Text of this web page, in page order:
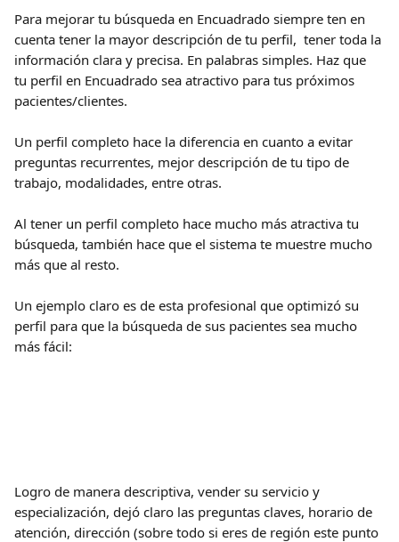
Para mejorar tu búsqueda en Encuadrado siempre ten en
cuenta tener la mayor descripción de tu perfil,  tener toda la
información clara y precisa. En palabras simples. Haz que
tu perfil en Encuadrado sea atractivo para tus próximos
pacientes/clientes.
Un perfil completo hace la diferencia en cuanto a evitar
preguntas recurrentes, mejor descripción de tu tipo de
trabajo, modalidades, entre otras.
Al tener un perfil completo hace mucho más atractiva tu
búsqueda, también hace que el sistema te muestre mucho
más que al resto.
Un ejemplo claro es de esta profesional que optimizó su
perfil para que la búsqueda de sus pacientes sea mucho
más fácil:
Logro de manera descriptiva, vender su servicio y
especialización, dejó claro las preguntas claves, horario de
atención, dirección (sobre todo si eres de región este punto